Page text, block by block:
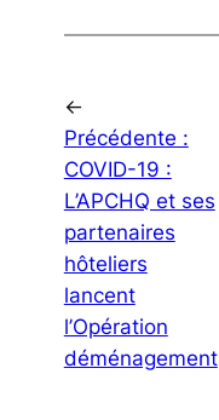
←
Précédente :
COVID-19 :
L’APCHQ et ses
partenaires
hôteliers
lancent
l’Opération
déménagement